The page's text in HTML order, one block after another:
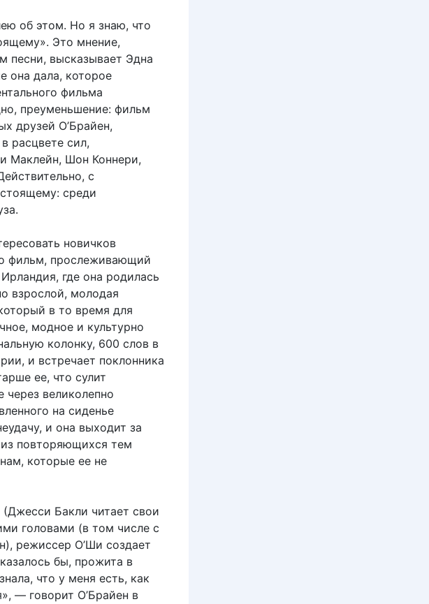
об этом. Но я знаю, что
Это мнение,
песни, высказывает Эдна
она дала, которое
фильма
преуменьшение: фильм
друзей О’Брайен,
расцвете сил,
Маклейн, Шон Коннери,
с
среди
новичков
фильм, прослеживающий
где она родилась
взрослой, молодая
в то время для
модное и культурно
колонку, 600 слов в
и встречает поклонника
ее, что сулит
через великолепно
на сиденье
и она выходит за
повторяющихся тем
которые ее не
Бакли читает свои
головами (в том числе с
режиссер О’Ши создает
бы, прожита в
что у меня есть, как
— говорит О’Брайен в